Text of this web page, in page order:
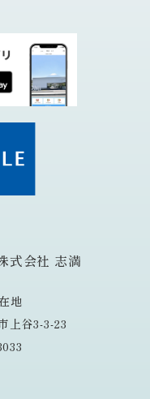
式会社 志満
地
上谷3-3-23